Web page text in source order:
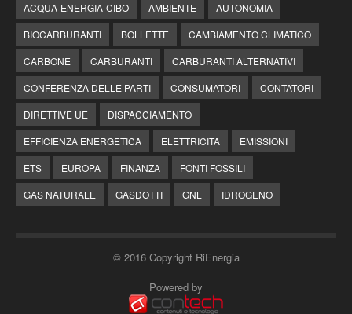
ACQUA-ENERGIA-CIBO AMBIENTE
AUTONOMIA
BIOCARBURANTI
BOLLETTE
CAMBIAMENTO CLIMATICO
CARBONE
CARBURANTI
CARBURANTI ALTERNATIVI
CONFERENZA DELLE PARTI
CONSUMATORI
CONTATORI
DIRETTIVE UE
DISPACCIAMENTO
EFFICIENZA ENERGETICA
ELETTRICITÀ
EMISSIONI
ETS
EUROPA FINANZA
FONTI FOSSILI
GAS NATURALE
GASDOTTI GNL IDROGENO
© 2016 Copyright RiEnergia
Powered by